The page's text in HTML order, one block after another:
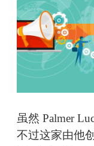
虽然 Palmer
不过这家由他